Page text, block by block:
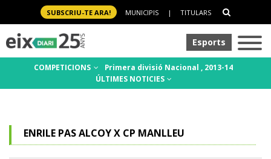
SUBSCRIU-TE ARA! MUNICIPIS | TITULARS
Esports
COMPETICIONS
Primera divisió Nacional , 2013-14
ÚLTIMES NOTICIES
ENRILE PAS ALCOY X CP MANLLEU